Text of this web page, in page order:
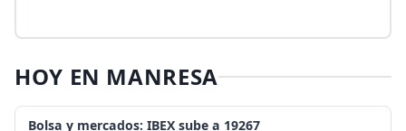
HOY EN MANRESA
Bolsa y mercados: IBEX sube a 19267